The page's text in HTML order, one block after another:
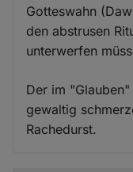
Gotteswahn
den abstrusen
unterwerfen
Der im
gewaltig
Rachedurst.